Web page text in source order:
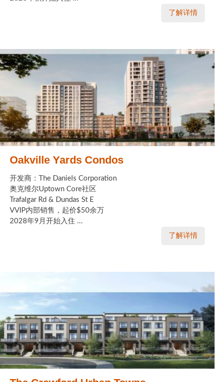
了解详情
Oakville Yards Condos
开发商：The Daniels Corporation
奥克维尔Uptown Core社区
Trafalgar Rd & Dundas St E
VVIP内部销售，起价$50余万
2028年9月开始入住 ...
了解详情